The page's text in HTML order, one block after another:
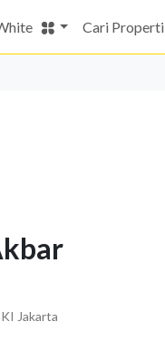
Cari Properti
Jakarta